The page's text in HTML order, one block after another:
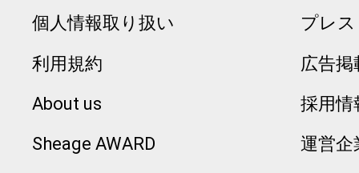
個人情報取り扱い
利用規約
About us
Sheage AWARD
プレ
広告掲
採用情
運営企